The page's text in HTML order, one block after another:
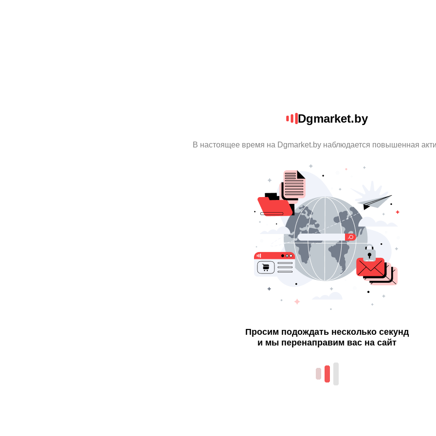
Dgmarket.by
В настоящее время на Dgmarket.by наблюдается повышенная
Просим подождать несколько секунд
и мы перенаправим вас на сайт